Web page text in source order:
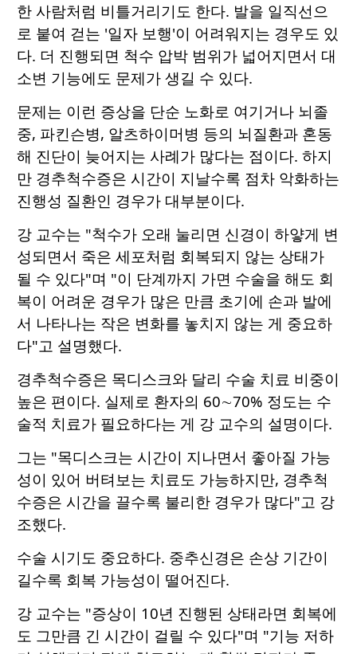
한 사람처럼 비틀거리기도 한다. 발을 일직선으
로 붙여 걷는 '일자 보행'이 어려워지는 경우도 있
다. 더 진행되면 척수 압박 범위가 넓어지면서 대
소변 기능에도 문제가 생길 수 있다.
문제는 이런 증상을 단순 노화로 여기거나 뇌졸
중, 파킨슨병, 알츠하이머병 등의 뇌질환과 혼동
해 진단이 늦어지는 사례가 많다는 점이다. 하지
만 경추척수증은 시간이 지날수록 점차 악화하는
진행성 질환인 경우가 대부분이다.
강 교수는 "척수가 오래 눌리면 신경이 하얗게 변
성되면서 죽은 세포처럼 회복되지 않는 상태가
될 수 있다"며 "이 단계까지 가면 수술을 해도 회
복이 어려운 경우가 많은 만큼 초기에 손과 발에
서 나타나는 작은 변화를 놓치지 않는 게 중요하
다"고 설명했다.
경추척수증은 목디스크와 달리 수술 치료 비중이
높은 편이다. 실제로 환자의 60∼70% 정도는 수
술적 치료가 필요하다는 게 강 교수의 설명이다.
그는 "목디스크는 시간이 지나면서 좋아질 가능
성이 있어 버텨보는 치료도 가능하지만, 경추척
수증은 시간을 끌수록 불리한 경우가 많다"고 강
조했다.
수술 시기도 중요하다. 중추신경은 손상 기간이
길수록 회복 가능성이 떨어진다.
강 교수는 "증상이 10년 진행된 상태라면 회복에
도 그만큼 긴 시간이 걸릴 수 있다"며 "기능 저하